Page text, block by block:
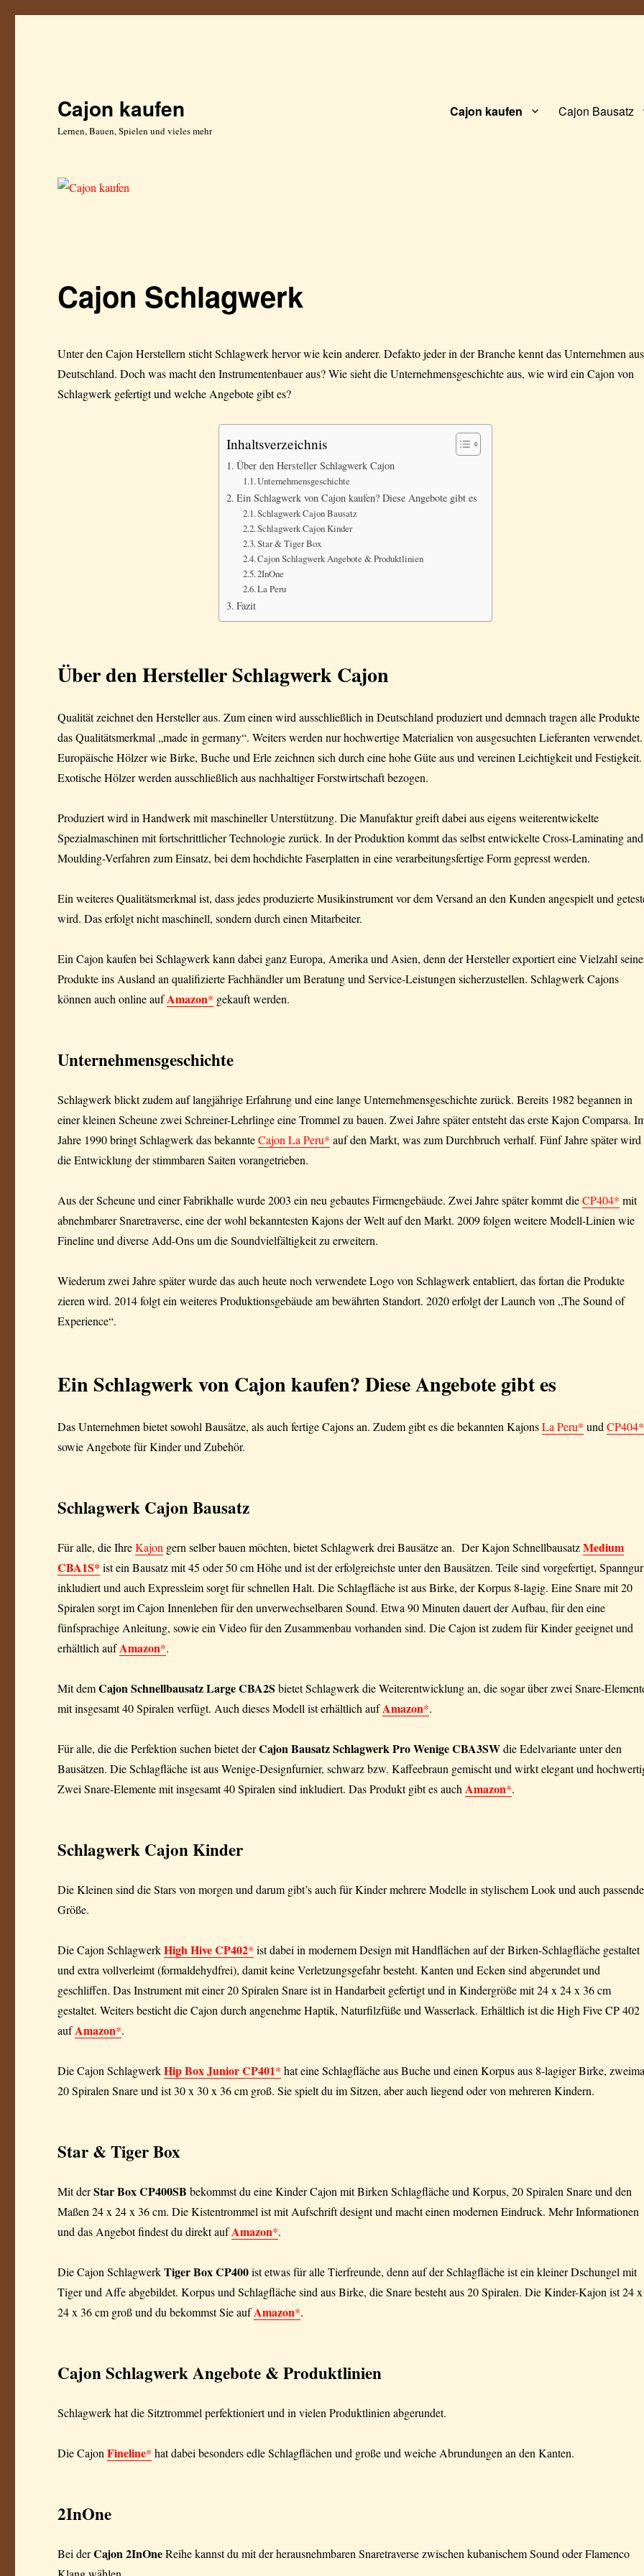
Cajon kaufen
Lernen, Bauen, Spielen und vieles mehr
Cajon kaufen Cajon Bausatz
Cajon Schlagwerk
Unter den Cajon Herstellern sticht Schlagwerk hervor wie kein anderer. Defakto jeder in der Branche kennt das Unternehmen aus
Deutschland. Doch was macht den Instrumentenbauer aus? Wie sieht die Unternehmensgeschichte aus, wie wird ein Cajon von
Schlagwerk gefertigt und welche Angebote gibt es?
Inhaltsverzeichnis
Über den Hersteller Schlagwerk Cajon
Unternehmensgeschichte
Ein Schlagwerk von Cajon kaufen? Diese Angebote gibt es
Schlagwerk Cajon Bausatz
Schlagwerk Cajon Kinder
Star & Tiger Box
Cajon Schlagwerk Angebote & Produktlinien
2InOne
La Peru
Fazit
Über den Hersteller Schlagwerk Cajon
Qualität zeichnet den Hersteller aus. Zum einen wird ausschließlich in Deutschland produziert und demnach tragen alle Produkte
das Qualitätsmerkmal „made in germany“. Weiters werden nur hochwertige Materialien von ausgesuchten Lieferanten verwendet.
Europäische Hölzer wie Birke, Buche und Erle zeichnen sich durch eine hohe Güte aus und vereinen Leichtigkeit und Festigkeit.
Exotische Hölzer werden ausschließlich aus nachhaltiger Forstwirtschaft bezogen.
Produziert wird in Handwerk mit maschineller Unterstützung. Die Manufaktur greift dabei aus eigens weiterentwickelte
Spezialmaschinen mit fortschrittlicher Technologie zurück. In der Produktion kommt das selbst entwickelte Cross-Laminating and
Moulding-Verfahren zum Einsatz, bei dem hochdichte Faserplatten in eine verarbeitungsfertige Form gepresst werden.
Ein weiteres Qualitätsmerkmal ist, dass jedes produzierte Musikinstrument vor dem Versand an den Kunden angespielt und
wird. Das erfolgt nicht maschinell, sondern durch einen Mitarbeiter.
Ein Cajon kaufen bei Schlagwerk kann dabei ganz Europa, Amerika und Asien, denn der Hersteller exportiert eine Vielzahl
Produkte ins Ausland an qualifizierte Fachhändler um Beratung und Service-Leistungen sicherzustellen. Schlagwerk Cajons
können auch online aufAmazon* gekauft werden.
Unternehmensgeschichte
Schlagwerk blickt zudem auf langjährige Erfahrung und eine lange Unternehmensgeschichte zurück. Bereits 1982 begannen in
einer kleinen Scheune zwei Schreiner-Lehrlinge eine Trommel zu bauen. Zwei Jahre später entsteht das erste Kajon Comparsa.
Jahre 1990 bringt Schlagwerk das bekannteCajon La Peru* auf den Markt, was zum Durchbruch verhalf. Fünf Jahre später wird
die Entwicklung der stimmbaren Saiten vorangetrieben.
Aus der Scheune und einer Fabrikhalle wurde 2003 ein neu gebautes Firmengebäude. Zwei Jahre später kommt dieCP404* mit
abnehmbarer Snaretraverse, eine der wohl bekanntesten Kajons der Welt auf den Markt. 2009 folgen weitere Modell-Linien wie
Fineline und diverse Add-Ons um die Soundvielfältigkeit zu erweitern.
Wiederum zwei Jahre später wurde das auch heute noch verwendete Logo von Schlagwerk entabliert, das fortan die Produkte
zieren wird. 2014 folgt ein weiteres Produktionsgebäude am bewährten Standort. 2020 erfolgt der Launch von „The Sound of
Experience“.
Ein Schlagwerk von Cajon kaufen? Diese Angebote gibt es
Das Unternehmen bietet sowohl Bausätze, als auch fertige Cajons an. Zudem gibt es die bekannten KajonsLa Peru* undCP404*
sowie Angebote für Kinder und Zubehör.
Schlagwerk Cajon Bausatz
Für alle, die IhreKajon gern selber bauen möchten, bietet Schlagwerk drei Bausätze an. Der Kajon SchnellbausatzMedium
CBA1S* ist ein Bausatz mit 45 oder 50 cm Höhe und ist der erfolgreichste unter den Bausätzen. Teile sind vorgefertigt,
inkludiert und auch Expressleim sorgt für schnellen Halt. Die Schlagfläche ist aus Birke, der Korpus 8-lagig. Eine Snare mit 20
Spiralen sorgt im Cajon Innenleben für den unverwechselbaren Sound. Etwa 90 Minuten dauert der Aufbau, für den eine
fünfsprachige Anleitung, sowie ein Video für den Zusammenbau vorhanden sind. Die Cajon ist zudem für Kinder geeignet und
erhältlich aufAmazon*.
Mit demCajon Schnellbausatz Large CBA2S bietet Schlagwerk die Weiterentwicklung an, die sogar über zwei Snare-
mit insgesamt 40 Spiralen verfügt. Auch dieses Modell ist erhältlich aufAmazon*.
Für alle, die die Perfektion suchen bietet derCajon Bausatz Schlagwerk Pro Wenige CBA3SWdie Edelvariante unter den
Bausätzen. Die Schlagfläche ist aus Wenige-Designfurnier, schwarz bzw. Kaffeebraun gemischt und wirkt elegant und
Zwei Snare-Elemente mit insgesamt 40 Spiralen sind inkludiert. Das Produkt gibt es auchAmazon*.
Schlagwerk Cajon Kinder
Die Kleinen sind die Stars von morgen und darum gibt’s auch für Kinder mehrere Modelle in stylischem Look und auch
Größe.
Die Cajon SchlagwerkHigh Hive CP402* ist dabei in modernem Design mit Handflächen auf der Birken-Schlagfläche gestaltet
und extra vollverleimt (formaldehydfrei), damit keine Verletzungsgefahr besteht. Kanten und Ecken sind abgerundet und
geschliffen. Das Instrument mit einer 20 Spiralen Snare ist in Handarbeit gefertigt und in Kindergröße mit 24 x 24 x 36 cm
gestaltet. Weiters besticht die Cajon durch angenehme Haptik, Naturfilzfüße und Wasserlack. Erhältlich ist die High Five CP 402
aufAmazon*.
Die Cajon SchlagwerkHip Box Junior CP401* hat eine Schlagfläche aus Buche und einen Korpus aus 8-lagiger Birke,
20 Spiralen Snare und ist 30 x 30 x 36 cm groß. Sie spielt du im Sitzen, aber auch liegend oder von mehreren Kindern.
Star & Tiger Box
Mit derStar Box CP400SB bekommst du eine Kinder Cajon mit Birken Schlagfläche und Korpus, 20 Spiralen Snare und den
Maßen 24 x 24 x 36 cm. Die Kistentrommel ist mit Aufschrift designt und macht einen modernen Eindruck. Mehr Informationen
und das Angebot findest du direkt aufAmazon*.
Die Cajon SchlagwerkTiger Box CP400ist etwas für alle Tierfreunde, denn auf der Schlagfläche ist ein kleiner Dschungel mit
Tiger und Affe abgebildet. Korpus und Schlagfläche sind aus Birke, die Snare besteht aus 20 Spiralen. Die Kinder-Kajon ist 24 x
24 x 36 cm groß und du bekommst Sie aufAmazon*.
Cajon Schlagwerk Angebote & Produktlinien
Schlagwerk hat die Sitztrommel perfektioniert und in vielen Produktlinien abgerundet.
Die CajonFineline* hat dabei besonders edle Schlagflächen und große und weiche Abrundungen an den Kanten.
2InOne
Bei derCajon 2InOneReihe kannst du mit der herausnehmbaren Snaretraverse zwischen kubanischem Sound oder Flamenco